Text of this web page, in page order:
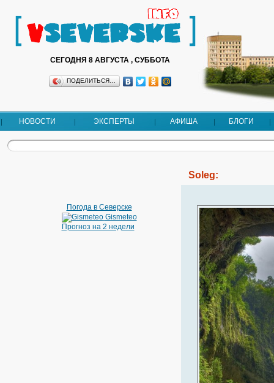
СЕГОДНЯ 8 АВГУСТА , СУББОТА
ПОДЕЛИТЬСЯ…
НОВОСТИ ЭКСПЕРТЫ АФИША БЛОГИ
Погода в Северске
Gismeteo
Прогноз на 2 недели
Soleg: